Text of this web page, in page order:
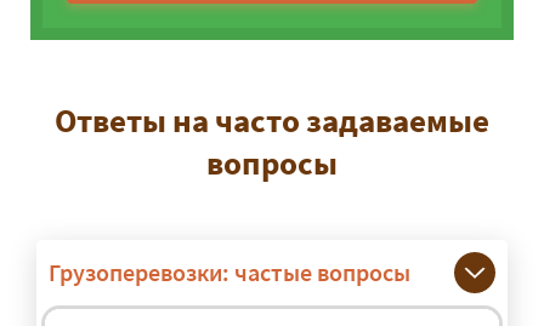
Ответы на часто задаваемые
вопросы
Грузоперевозки: частые вопросы